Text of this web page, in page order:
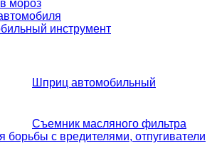
мороз
инструмент
Шприц автомобильный
Съемник масляного фильтра
борьбы с вредителями, отпугиватели